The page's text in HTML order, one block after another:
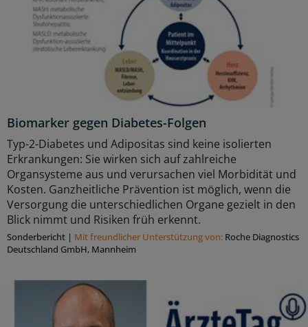
Biomarker gegen Diabetes-Folgen
Typ-2-Diabetes und Adipositas sind keine isolierten
Erkrankungen: Sie wirken sich auf zahlreiche
Organsysteme aus und verursachen viel Morbidität und
Kosten. Ganzheitliche Prävention ist möglich, wenn die
Versorgung die unterschiedlichen Organe gezielt in den
Blick nimmt und Risiken früh erkennt.
Sonderbericht | Mit freundlicher Unterstützung von: Roche Diagnostics
Deutschland GmbH, Mannheim